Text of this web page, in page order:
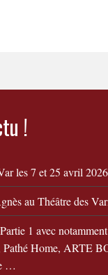
!
les 7 et 25 avril 2026
au Théâtre des
1 avec
Pathé Home, ARTE
…